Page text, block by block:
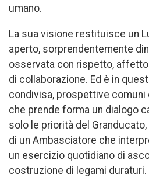
umano.
La sua visione restituisce un
aperto, sorprendentemente
osservata con rispetto,
di collaborazione. Ed è in
condivisa, prospettive comuni
che prende forma un dialogo
solo le priorità del
di un Ambasciatore che
un esercizio quotidiano di
costruzione di legami duraturi.